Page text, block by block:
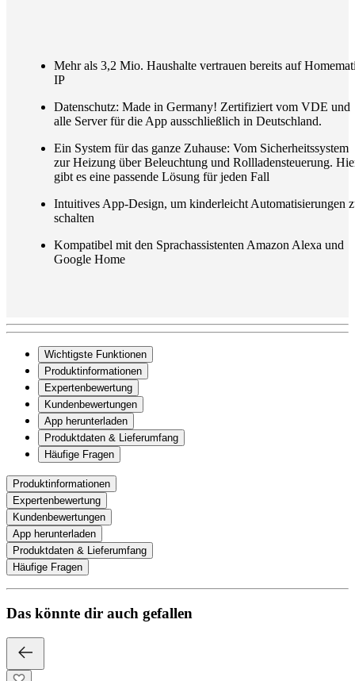
Mehr als 3,2 Mio. Haushalte vertrauen bereits auf
IP
Datenschutz: Made in Germany! Zertifiziert vom VDE und
alle Server für die App ausschließlich in Deutschland.
Ein System für das ganze Zuhause: Vom Sicherheitssystem
zur Heizung über Beleuchtung und Rollladensteuerung.
gibt es eine passende Lösung für jeden Fall
Intuitives App-Design, um kinderleicht Automatisierungen
schalten
Kompatibel mit den Sprachassistenten Amazon Alexa und
Google Home
Wichtigste Funktionen
Produktinformationen
Expertenbewertung
Kundenbewertungen
App herunterladen
Produktdaten & Lieferumfang
Häufige Fragen
Produktinformationen
Expertenbewertung
Kundenbewertungen
App herunterladen
Produktdaten & Lieferumfang
Häufige Fragen
Das könnte dir auch gefallen